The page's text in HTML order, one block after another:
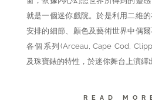
就是一個迷你戲院。於是利用二維
安排的細節、顏色及藝術世界中偶
各個系列(Arceau, Cape Cod,
及珠寶錶的特性，於迷你舞台上演繹
READ